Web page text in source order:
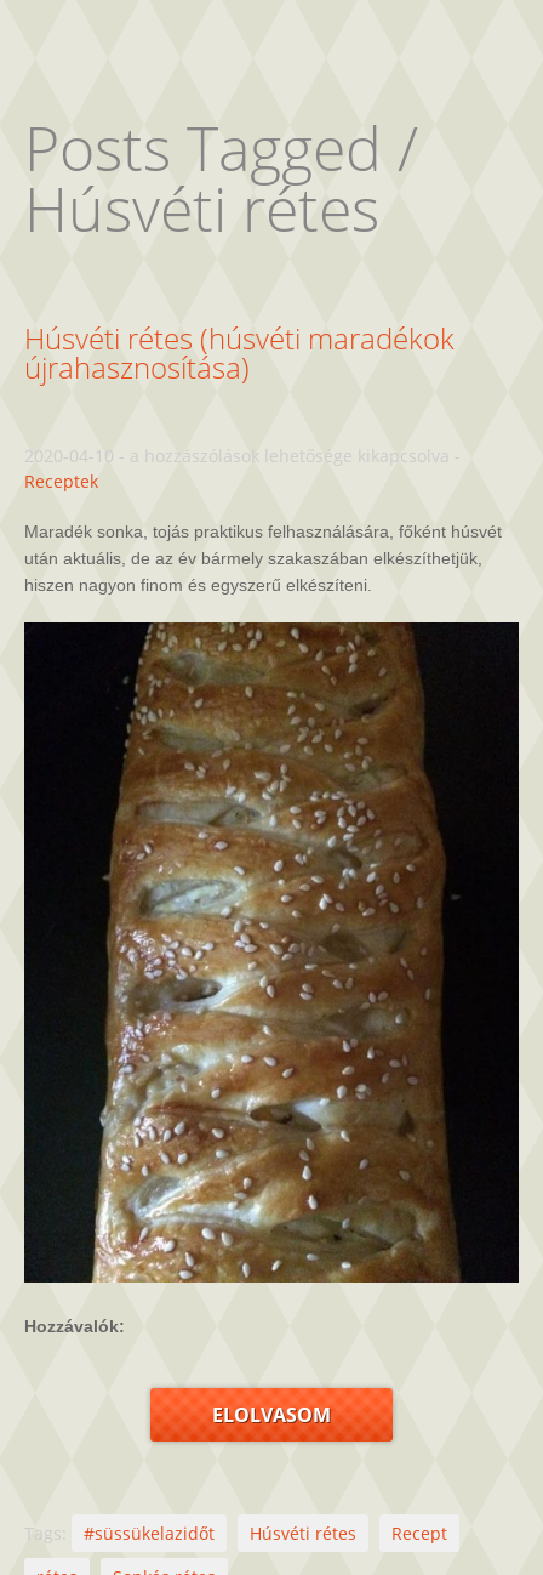
Posts Tagged /
Húsvéti rétes
Húsvéti rétes (húsvéti maradékok
újrahasznosítása)
2020-04-10 - Húsvéti
maradékok
újrahasznosítása)
bejegyzéshez
a hozzászólások lehetősége kikapcsolva -
Receptek
Maradék sonka, tojás praktikus felhasználására, főként húsvét
után aktuális, de az év bármely szakaszában elkészíthetjük,
hiszen nagyon finom és egyszerű elkészíteni.
Hozzávalók:
ELOLVASOM
Tags: #süssükelazidőt Húsvéti rétes
Recept